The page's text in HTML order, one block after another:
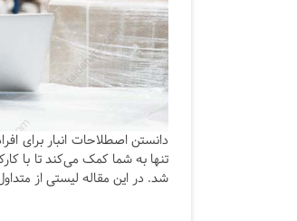
دانستن اصطلاحات انبار برای
تنها به شما کمک می‌کند تا با
شد. در این مقاله لیستی از